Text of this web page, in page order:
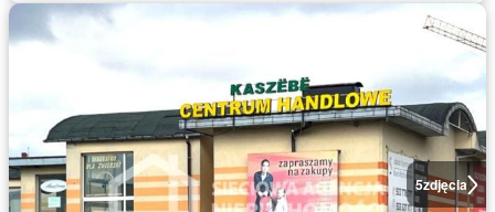
5zdjęcia